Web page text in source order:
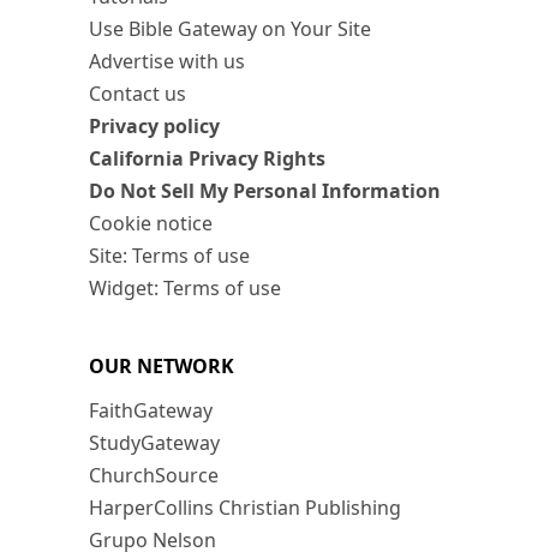
Use Bible Gateway on Your Site
Advertise with us
Contact us
Privacy policy
California Privacy Rights
Do Not Sell My Personal Information
Cookie notice
Site: Terms of use
Widget: Terms of use
OUR NETWORK
FaithGateway
StudyGateway
ChurchSource
HarperCollins Christian Publishing
Grupo Nelson